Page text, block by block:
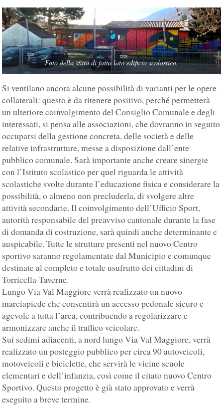
Foto dello stato di fatto lato edificio scolastico.
Si ventilano ancora alcune possibilità di varianti per le opere
collaterali: questo è da ritenere positivo, perché permetterà
un ulteriore coinvolgimento del Consiglio Comunale e degli
interessati, si pensa alle associazioni, che dovranno in seguito
occuparsi della gestione concreta, delle società e delle
relative infrastrutture, messe a disposizione dall’ente
pubblico comunale. ­­­­­­­­­­­­­­­­­­­­­­­­­Sarà importante anche creare sinergie
con l’Istituto scolastico per quel riguarda le attività
scolastiche svolte durante l’educazione fisica e considerare la
possibilità, o almeno non precluderla, di svolgere altre
attività secondarie. Il coinvolgimento dell’Ufficio Sport,
autorità responsabile del preavviso cantonale durante la fase
di domanda di costruzione, sarà quindi anche determinante e
auspicabile. Tutte le strutture presenti nel nuovo Centro
sportivo saranno regolamentate dal Municipio e comunque
destinate al completo e totale usufrutto dei cittadini di
Torricella-Taverne.
Lungo Via Val Maggiore verrà realizzato un nuovo
marciapiede che consentirà un accesso pedonale sicuro e
agevole a tutta l’area, contribuendo a regolarizzare e
armonizzare anche il traffico veicolare.
Sui sedimi adiacenti, a nord lungo Via Val Maggiore, verrà
realizzato un posteggio pubblico per circa 90 autoveicoli,
motoveicoli e biciclette, che servirà le vicine scuole
elementari e dell’infanzia, così come il citato nuovo Centro
Sportivo. Questo progetto è già stato approvato e verrà
eseguito a breve termine.